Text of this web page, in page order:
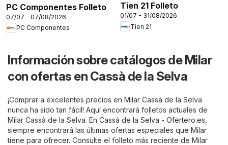
PC Componentes Folleto
07/07 - 07/08/2026
PC Componentes
Tien 21 Folleto
01/07 - 31/08/2026
Tien 21
Información sobre catálogos de Milar
con ofertas en Cassà de la Selva
¡Comprar a excelentes precios en Milar Cassà de la Selva
nunca ha sido tan fácil! Aquí encontrará folletos actuales de
Milar Cassà de la Selva. En Cassà de la Selva - Ofertero.es
siempre encontrará las últimas ofertas especiales que Milar
tiene para ofrecer. Consulte el folleto más reciente de Milar